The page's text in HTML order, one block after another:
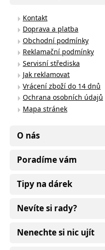
Kontakt
Doprava a platba
Obchodní podmínky
Reklamační podmínky
Servisní střediska
Jak reklamovat
Vrácení zboží do 14 dnů
Ochrana osobních údajů
Mapa stránek
O nás
Poradíme vám
Tipy na dárek
Nevíte si rady?
Nenechte si nic ujít